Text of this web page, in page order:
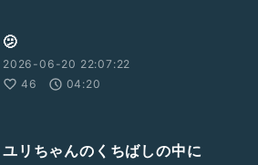
🫤
2026-06-20 22:07:22
46
04:20
ユリちゃんのくちばしの中に